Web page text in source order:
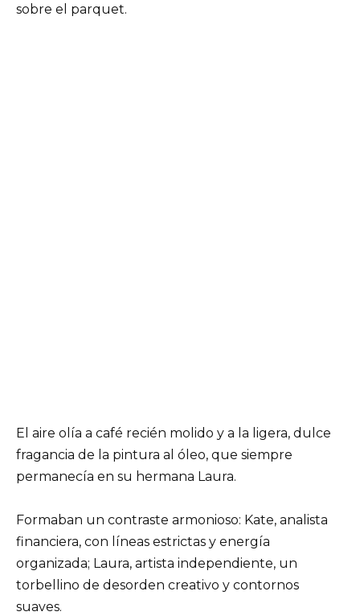
sobre el parquet.
El aire olía a café recién molido y a la ligera, dulce
fragancia de la pintura al óleo, que siempre
permanecía en su hermana Laura.
Formaban un contraste armonioso: Kate, analista
financiera, con líneas estrictas y energía
organizada; Laura, artista independiente, un
torbellino de desorden creativo y contornos
suaves.